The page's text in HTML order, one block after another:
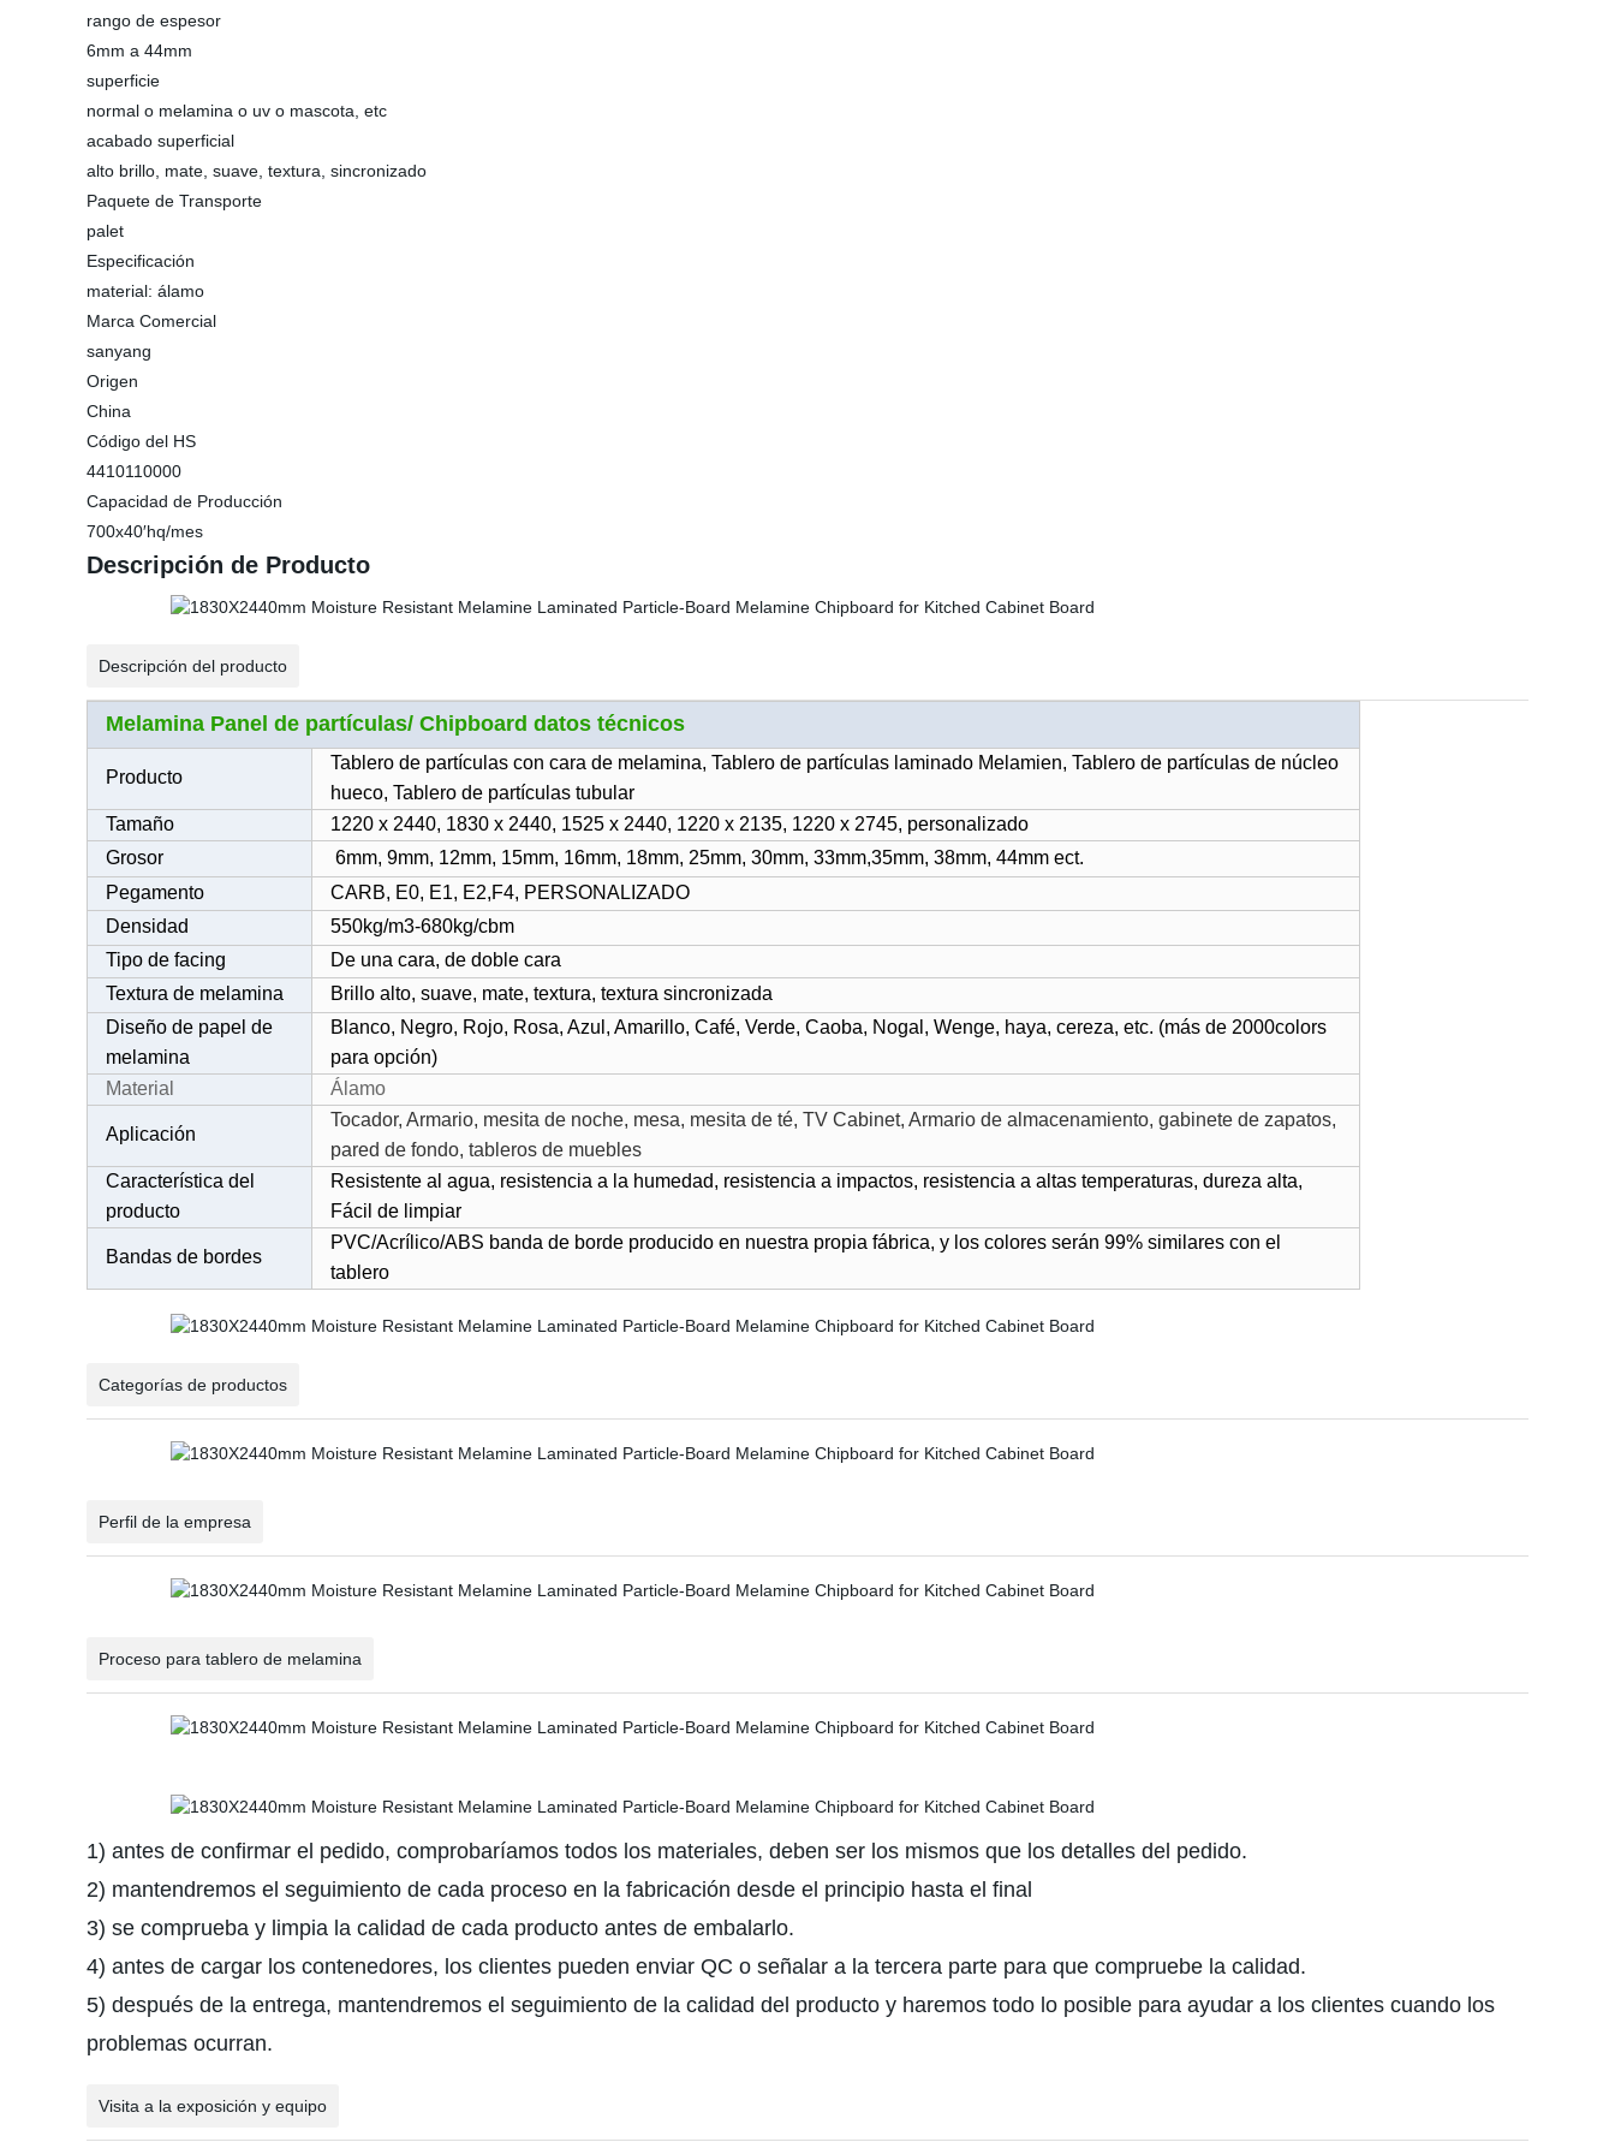
rango de espesor
6mm a 44mm
superficie
normal o melamina o uv o mascota, etc
acabado superficial
alto brillo, mate, suave, textura, sincronizado
Paquete de Transporte
palet
Especificación
material: álamo
Marca Comercial
sanyang
Origen
China
Código del HS
4410110000
Capacidad de Producción
700x40′hq/mes
Descripción de Producto
Descripción del producto
Melamina Panel de partículas/ Chipboard datos técnicos
Producto
Tablero de partículas con cara de melamina, Tablero de partículas laminado Melamien, Tablero de partículas de núcleo
hueco, Tablero de partículas tubular
Tamaño
1220 x 2440, 1830 x 2440, 1525 x 2440, 1220 x 2135, 1220 x 2745, personalizado
Grosor
6mm, 9mm, 12mm, 15mm, 16mm, 18mm, 25mm, 30mm, 33mm,35mm, 38mm, 44mm ect.
Pegamento
CARB, E0, E1, E2,F4, PERSONALIZADO
Densidad
550kg/m3-680kg/cbm
Tipo de facing
De una cara, de doble cara
Textura de melamina
Brillo alto, suave, mate, textura, textura sincronizada
Diseño de papel de
melamina
Blanco, Negro, Rojo, Rosa, Azul, Amarillo, Café, Verde, Caoba, Nogal, Wenge, haya, cereza, etc. (más de 2000colors
para opción)
Material
Álamo
Aplicación
Tocador, Armario, mesita de noche, mesa, mesita de té, TV Cabinet, Armario de almacenamiento, gabinete de zapatos,
pared de fondo, tableros de muebles
Característica del
producto
Resistente al agua, resistencia a la humedad, resistencia a impactos, resistencia a altas temperaturas, dureza alta,
Fácil de limpiar
Bandas de bordes
PVC/Acrílico/ABS banda de borde producido en nuestra propia fábrica, y los colores serán 99% similares con el
tablero
Categorías de productos
Perfil de la empresa
Proceso para tablero de melamina
1) antes de confirmar el pedido, comprobaríamos todos los materiales, deben ser los mismos que los detalles del pedido.
2) mantendremos el seguimiento de cada proceso en la fabricación desde el principio hasta el final
3) se comprueba y limpia la calidad de cada producto antes de embalarlo.
4) antes de cargar los contenedores, los clientes pueden enviar QC o señalar a la tercera parte para que compruebe la calidad.
5) después de la entrega, mantendremos el seguimiento de la calidad del producto y haremos todo lo posible para ayudar a los clientes cuando los
problemas ocurran.
Visita a la exposición y equipo